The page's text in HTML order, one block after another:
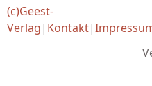
(c)Geest-
Verlag| Kontakt|